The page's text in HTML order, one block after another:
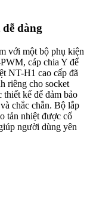
dàng
với một bộ phụ kiện
cáp chia Y để
NT-H1 cao cấp đã
riêng cho socket
kế để đảm bảo
chắc chắn. Bộ lắp
tản nhiệt được cố
người dùng yên